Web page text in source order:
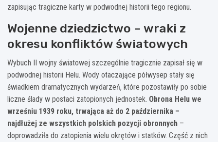
zapisując tragiczne karty w podwodnej historii tego regionu.
Wojenne dziedzictwo – wraki z
okresu konfliktów światowych
Wybuch II wojny światowej szczególnie tragicznie zapisał się w
podwodnej historii Helu. Wody otaczające półwysep stały się
świadkiem dramatycznych wydarzeń, które pozostawiły po sobie
liczne ślady w postaci zatopionych jednostek. Obrona Helu we
wrześniu 1939 roku, trwająca aż do 2 października –
najdłużej ze wszystkich polskich pozycji obronnych –
doprowadziła do zatopienia wielu okrętów i statków. Część z nich